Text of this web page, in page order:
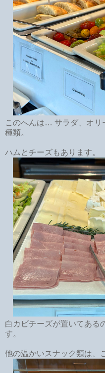
このへんは… サラダ、オリ
種類。
ハムとチーズもあります。
白カビチーズが置いてある
す。
他の温かいスナック類は、